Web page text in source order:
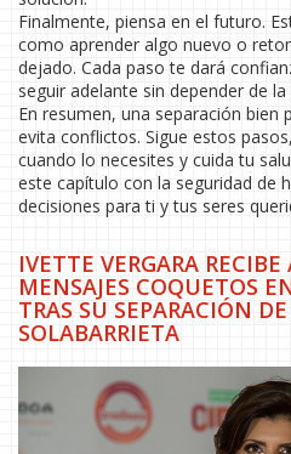
Finalmente, piensa en el futuro.
como aprender algo nuevo o
dejado. Cada paso te dará
seguir adelante sin depender de
En resumen, una separación bien
evita conflictos. Sigue estos
cuando lo necesites y cuida tu
este capítulo con la seguridad de
decisiones para ti y tus seres
IVETTE VERGARA
MENSAJES COQUETOS
TRAS SU SEPARACIÓN
SOLABARRIETA